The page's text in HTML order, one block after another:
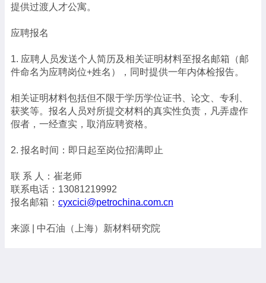
提供过渡人才公寓。
应聘报名
1. 应聘人员发送个人简历及相关证明材料至报名邮箱（邮
件命名为应聘岗位+姓名），同时提供一年内体检报告。
相关证明材料包括但不限于学历学位证书、论文、专利、
获奖等。报名人员对所提交材料的真实性负责，凡弄虚作
假者，一经查实，取消应聘资格。
2. 报名时间：即日起至岗位招满即止
联 系 人：崔老师
联系电话：13081219992
报名邮箱： cyxcici@petrochina.com.cn
来源 | 中石油（上海）新材料研究院